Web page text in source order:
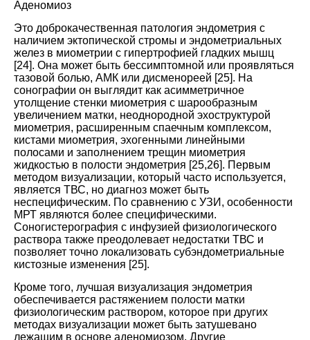
Аденомиоз
Это доброкачественная патология эндометрия с
наличием эктопической стромы и эндометриальных
желез в миометрии с гипертрофией гладких мышц
[24]. Она может быть бессимптомной или проявляться
тазовой болью, АМК или дисменореей [25]. На
сонографии он выглядит как асимметричное
утолщение стенки миометрия с шарообразным
увеличением матки, неоднородной эхоструктурой
миометрия, расширенным спаечным комплексом,
кистами миометрия, эхогенными линейными
полосами и заполнением трещин миометрия
жидкостью в полости эндометрия [25,26]. Первым
методом визуализации, который часто используется,
является ТВС, но диагноз может быть
неспецифическим. По сравнению с УЗИ, особенности
МРТ являются более специфическими.
Соногистерография с инфузией физиологического
раствора также преодолевает недостатки ТВС и
позволяет точно локализовать субэндометриальные
кистозные изменения [25].
Кроме того, лучшая визуализация эндометрия
обеспечивается растяжением полости матки
физиологическим раствором, которое при других
методах визуализации может быть затушевано
лежащим в основе аденомиозом. Другие